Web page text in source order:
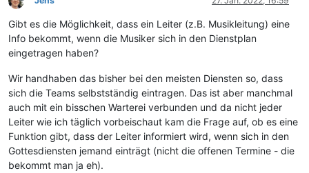
Gibt es die Möglichkeit, dass ein Leiter (z.B. Musikleitung) eine
Info bekommt, wenn die Musiker sich in den Dienstplan
eingetragen haben?
Wir handhaben das bisher bei den meisten Diensten so, dass
sich die Teams selbstständig eintragen. Das ist aber manchmal
auch mit ein bisschen Warterei verbunden und da nicht jeder
Leiter wie ich täglich vorbeischaut kam die Frage auf, ob es eine
Funktion gibt, dass der Leiter informiert wird, wenn sich in den
Gottesdiensten jemand einträgt (nicht die offenen Termine - die
bekommt man ja eh).